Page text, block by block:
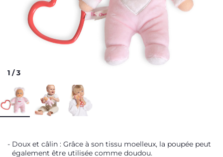
1 /3
Doux et câlin : Grâce à son tissu moelleux, la poupée peut
également être utilisée comme doudou.